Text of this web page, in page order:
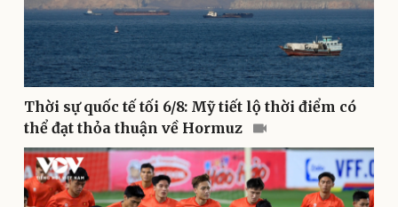
Bất động sản
Khởi nghiệp
Giá vàng
Tiêu dùng
Tỷ giá
Chứng khoán
Giá cà phê
Thời sự quốc tế tối 6/8: Mỹ tiết lộ thời điểm có
thể đạt thỏa thuận về Hormuz